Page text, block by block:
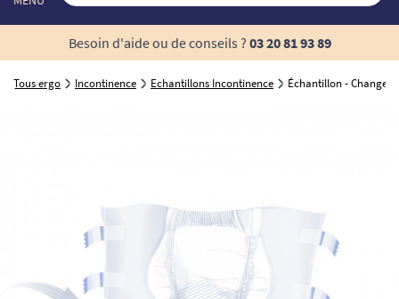
Besoin d'aide ou de conseils ? 03 20 81 93 89
Tous ergo Incontinence Echantillons Incontinence Échantillon - Changes